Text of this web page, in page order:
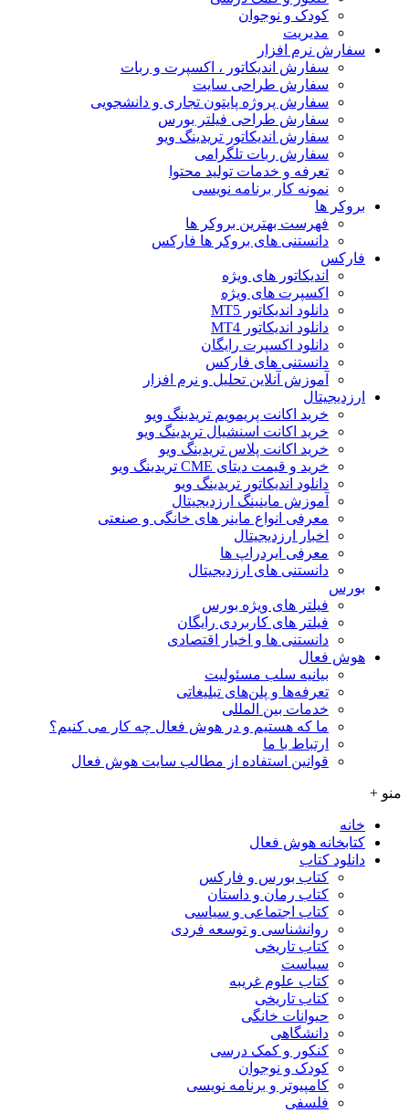
کودک و نوجوان
مدیریت
سفارش نرم افزار
سفارش اندیکاتور ، اکسپرت و ربات
سفارش طراحی سایت
سفارش پروژه پایتون تجاری و دانشجویی
سفارش طراحی فیلتر بورس
سفارش اندیکاتور تریدینگ ویو
سفارش ربات تلگرامی
تعرفه و خدمات تولید محتوا
نمونه کار برنامه نویسی
بروکر ها
فهرست بهترین بروکر ها
دانستنی های بروکر ها فارکس
فارکس
اندیکاتور های ویژه
اکسپرت های ویژه
دانلود اندیکاتور MT5
دانلود اندیکاتور MT4
دانلود اکسپرت رایگان
دانستنی های فارکس
آموزش آنلاین تحلیل و نرم افزار
ارزدیجیتال
خرید اکانت پریمویم تریدینگ ویو
خرید اکانت اسنشیال تریدینگ ویو
خرید اکانت پلاس تریدینگ ویو
خرید و قیمت دیتای CME تریدینگ ویو
دانلود اندیکاتور تریدینگ ویو
آموزش ماینینگ ارزدیجیتال
معرفی انواع ماینر های خانگی و صنعتی
اخبار ارزدیجیتال
معرفی ایردراپ ها
دانستنی های ارزدیجیتال
بورس
فیلتر های ویژه بورس
فیلتر های کاربردی رایگان
دانستنی ها و اخبار اقتصادی
هوش فعال
بیانیه سلب مسئولیت
تعرفه‌ها و پلن‌های تبلیغاتی
خدمات بین المللی
ما که هستیم و در هوش فعال چه کار می کنیم؟
ارتباط با ما
قوانین استفاده از مطالب سایت هوش فعال
منو +
خانه
کتابخانه هوش فعال
دانلود کتاب
کتاب بورس و فارکس
کتاب رمان و داستان
کتاب اجتماعی و سیاسی
روانشناسی و توسعه فردی
کتاب تاریخی
سیاست
کتاب علوم غریبه
کتاب تاریخی
حیوانات خانگی
دانشگاهی
کنکور و کمک‌ درسی
کودک و نوجوان
کامپیوتر و برنامه نویسی
فلسفی